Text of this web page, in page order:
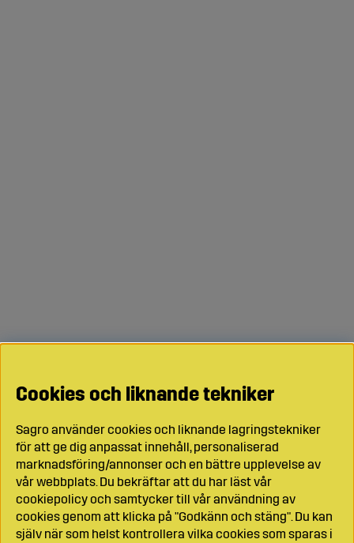
Cookies och liknande tekniker
Sagro använder cookies och liknande lagringstekniker
för att ge dig anpassat innehåll, personaliserad
marknadsföring/annonser och en bättre upplevelse av
vår webbplats. Du bekräftar att du har läst vår
cookiepolicy och samtycker till vår användning av
cookies genom att klicka på "Godkänn och stäng". Du kan
själv när som helst kontrollera vilka cookies som sparas i